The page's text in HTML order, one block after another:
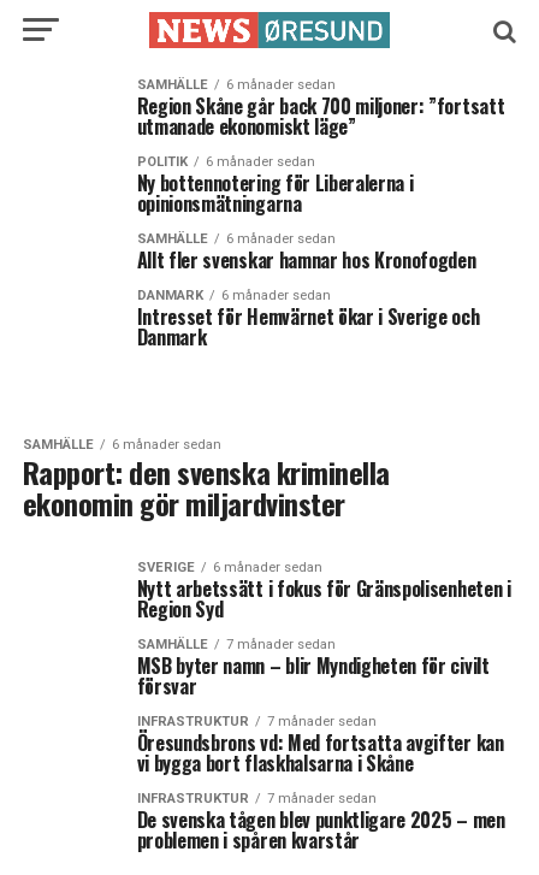
SAMHÄLLE 6 månader sedan
Region Skåne går back 700 miljoner: ”fortsatt
utmanade ekonomiskt läge”
POLITIK 6 månader sedan
Ny bottennotering för Liberalerna i
opinionsmätningarna
SAMHÄLLE 6 månader sedan
Allt fler svenskar hamnar hos Kronofogden
DANMARK 6 månader sedan
Intresset för Hemvärnet ökar i Sverige och
Danmark
SAMHÄLLE 6 månader sedan
Rapport: den svenska kriminella
ekonomin gör miljardvinster
SVERIGE 6 månader sedan
Nytt arbetssätt i fokus för Gränspolisenheten i
Region Syd
SAMHÄLLE 7 månader sedan
MSB byter namn – blir Myndigheten för civilt
försvar
INFRASTRUKTUR 7 månader sedan
Öresundsbrons vd: Med fortsatta avgifter kan
vi bygga bort flaskhalsarna i Skåne
INFRASTRUKTUR 7 månader sedan
De svenska tågen blev punktligare 2025 – men
problemen i spåren kvarstår